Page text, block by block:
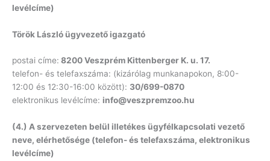
levélcíme)
Török László ügyvezető igazgató
postai címe: 8200 Veszprém Kittenberger K. u. 17.
telefon- és telefaxszáma: (kizárólag munkanapokon, 8:00-
12:00 és 12:30-16:00 között): 30/699-0870
elektronikus levélcíme: info@veszpremzoo.hu
(4.) A szervezeten belül illetékes ügyfélkapcsolati vezető
neve, elérhetősége (telefon- és telefaxszáma, elektronikus
levélcíme)